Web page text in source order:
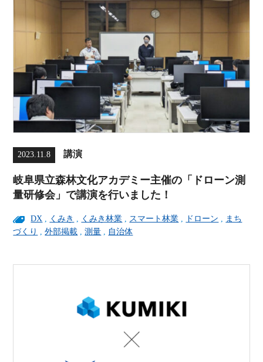
2023.11.8 講演
岐阜県立森林文化アカデミー主催の「ドローン測
量研修会」で講演を行いました！
DX , くみき , くみき林業 , スマート林業 , ドローン , まち
づくり ,外部掲載 ,測量 , 自治体